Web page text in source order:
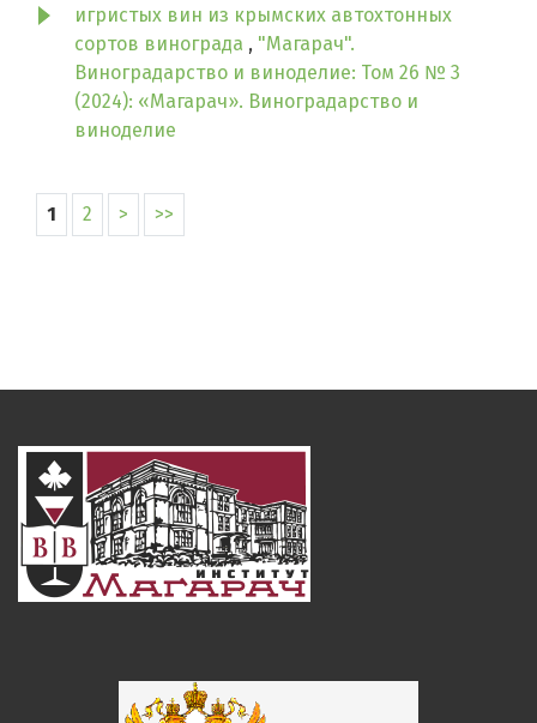
игристых вин из крымских автохтонных
сортов винограда , "Магарач".
Виноградарство и виноделие: Том 26 № 3
(2024): «Магарач». Виноградарство и
виноделие
1 2 > >>